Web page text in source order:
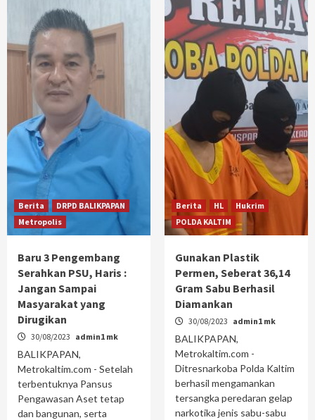
Berita
DRPD BALIKPAPAN
Metropolis
Baru 3 Pengembang
Serahkan PSU, Haris :
Jangan Sampai
Masyarakat yang
Dirugikan
30/08/2023 admin1 mk
BALIKPAPAN,
Metrokaltim.com - Setelah
terbentuknya Pansus
Pengawasan Aset tetap
dan bangunan, serta
Berita HL
Hukrim
POLDA KALTIM
Gunakan Plastik
Permen, Seberat 36,14
Gram Sabu Berhasil
Diamankan
30/08/2023 admin1 mk
BALIKPAPAN,
Metrokaltim.com -
Ditresnarkoba Polda Kaltim
berhasil mengamankan
tersangka peredaran gelap
narkotika jenis sabu-sabu